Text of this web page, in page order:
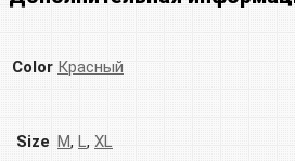
Color Красный
Size M, L, XL